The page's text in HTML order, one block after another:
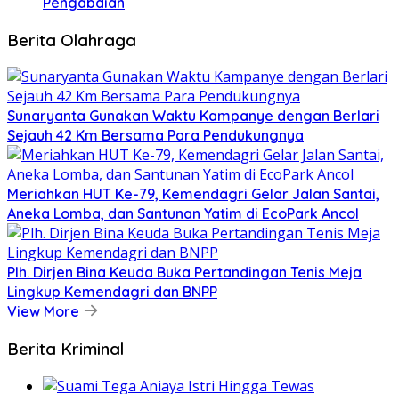
Berita Olahraga
Sunaryanta Gunakan Waktu Kampanye dengan Berlari
Sejauh 42 Km Bersama Para Pendukungnya
Meriahkan HUT Ke-79, Kemendagri Gelar Jalan Santai,
Aneka Lomba, dan Santunan Yatim di EcoPark Ancol
Plh. Dirjen Bina Keuda Buka Pertandingan Tenis Meja
Lingkup Kemendagri dan BNPP
View More
Berita Kriminal